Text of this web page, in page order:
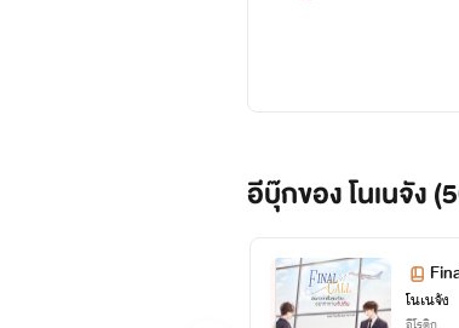
อีบุ๊กของ โนเนจัง
โนเนจัง